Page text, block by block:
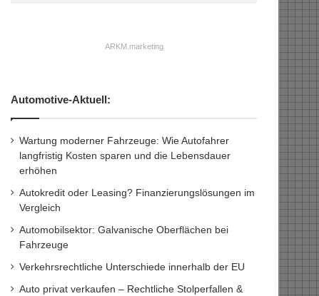
ARKM.marketing
Automotive-Aktuell:
Wartung moderner Fahrzeuge: Wie Autofahrer
langfristig Kosten sparen und die Lebensdauer
erhöhen
Autokredit oder Leasing? Finanzierungslösungen im
Vergleich
Automobilsektor: Galvanische Oberflächen bei
Fahrzeuge
Verkehrsrechtliche Unterschiede innerhalb der EU
Auto privat verkaufen – Rechtliche Stolperfallen &